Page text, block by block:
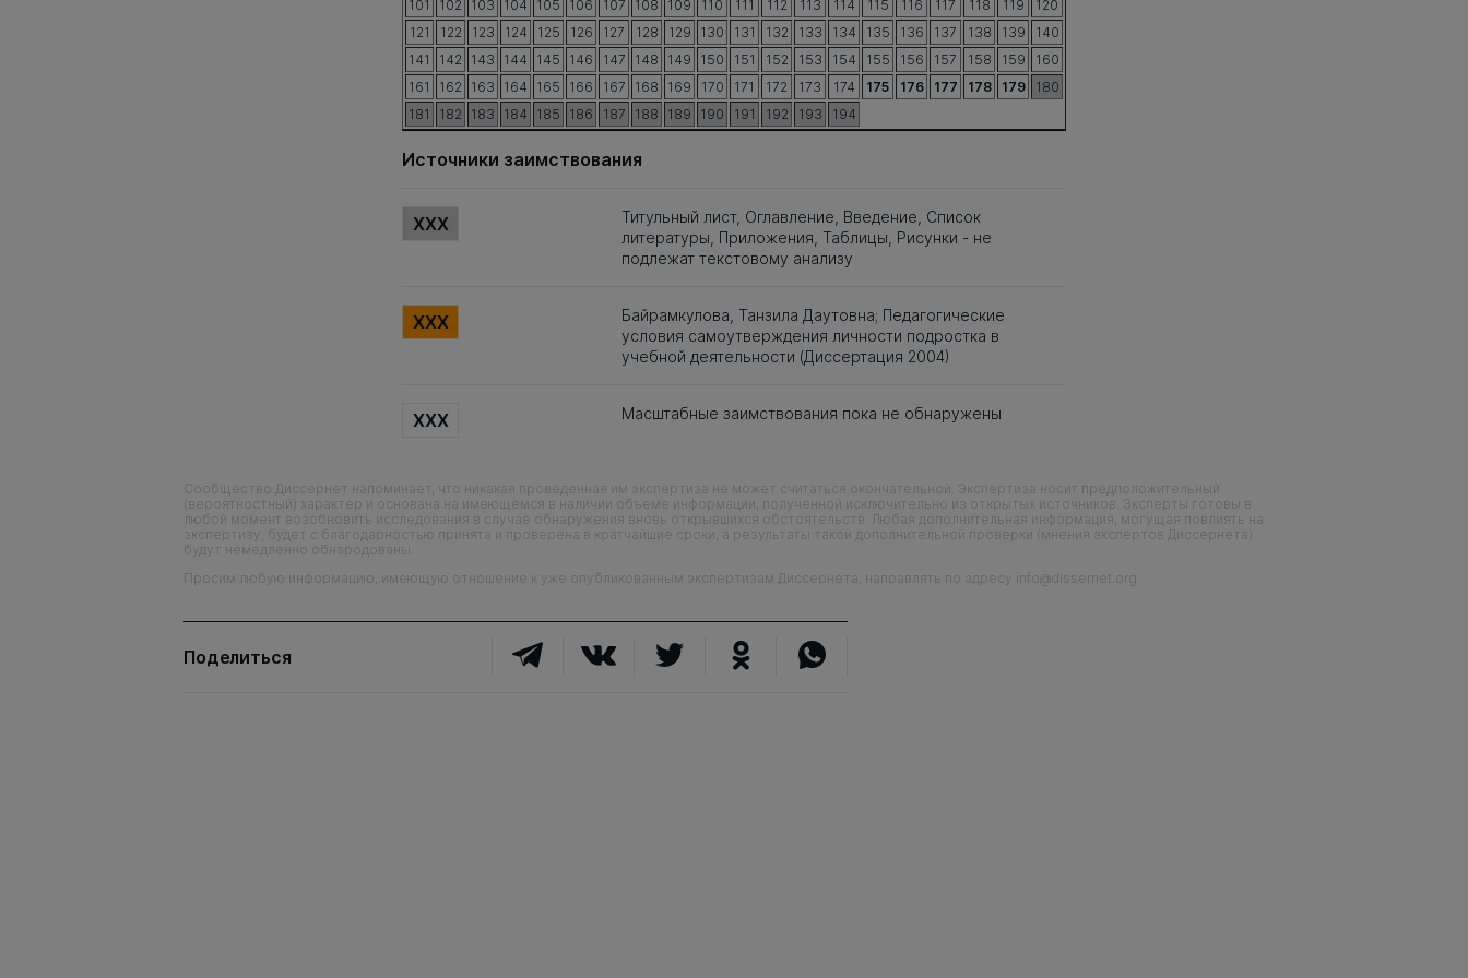
101
102 103 104 105 106 107 108 109 110 111 112 113 114 115 116 117 118 119
120
121
122 123 124 125 126 127 128 129 130 131 132 133 134 135 136 137 138 139
140
141
142 143 144 145 146 147 148 149 150 151 152 153 154 155 156 157 158 159
160
161
162 163 164 165 166 167 168 169 170 171 172 173 174 175 176 177 178 179
180
181
182 183 184 185 186 187 188 189 190 191 192 193 194
Источники заимствования
XXX
Титульный лист, Оглавление, Введение, Список
литературы, Приложения, Таблицы, Рисунки - не
подлежат текстовому анализу
XXX
Байрамкулова, Танзила Даутовна; Педагогические
условия самоутверждения личности подростка в
учебной деятельности (Диссертация 2004)
XXX Масштабные заимствования пока не обнаружены
Сообщество Диссернет напоминает, что никакая проведенная им экспертиза не может считаться окончательной. Экспертиза носит предположительный
(вероятностный) характер и основана на имеющемся в наличии объеме информации, полученной исключительно из открытых источников. Эксперты готовы в
любой момент возобновить исследования в случае обнаружения вновь открывшихся обстоятельств. Любая дополнительная информация, могущая повлиять на
экспертизу, будет с благодарностью принята и проверена в кратчайшие сроки, а результаты такой дополнительной проверки (мнения экспертов Диссернета)
будут немедленно обнародованы.
Просим любую информацию, имеющую отношение к уже опубликованным экспертизам Диссернета, направлять по адресу info@dissernet.org
Поделиться